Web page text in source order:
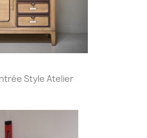
Style Atelier